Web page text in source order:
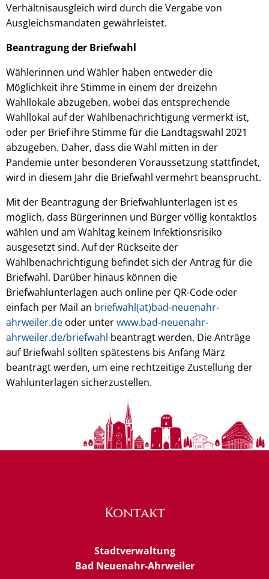
Verhältnisausgleich wird durch die Vergabe von
Ausgleichsmandaten gewährleistet.
Beantragung der Briefwahl
Wählerinnen und Wähler haben entweder die
Möglichkeit ihre Stimme in einem der dreizehn
Wahllokale abzugeben, wobei das entsprechende
Wahllokal auf der Wahlbenachrichtigung vermerkt ist,
oder per Brief ihre Stimme für die Landtagswahl 2021
abzugeben. Daher, dass die Wahl mitten in der
Pandemie unter besonderen Voraussetzung stattfindet,
wird in diesem Jahr die Briefwahl vermehrt beansprucht.
Mit der Beantragung der Briefwahlunterlagen ist es
möglich, dass Bürgerinnen und Bürger völlig kontaktlos
wählen und am Wahltag keinem Infektionsrisiko
ausgesetzt sind. Auf der Rückseite der
Wahlbenachrichtigung befindet sich der Antrag für die
Briefwahl. Darüber hinaus können die
Briefwahlunterlagen auch online per QR-Code oder
einfach per Mail an briefwahl(at)bad-neuenahr-
ahrweiler.de oder unterwww.bad-neuenahr-
ahrweiler.de/briefwahl beantragt werden. Die Anträge
auf Briefwahl sollten spätestens bis Anfang März
beantragt werden, um eine rechtzeitige Zustellung der
Wahlunterlagen sicherzustellen.
Kontakt
Stadtverwaltung
Bad Neuenahr-Ahrweiler